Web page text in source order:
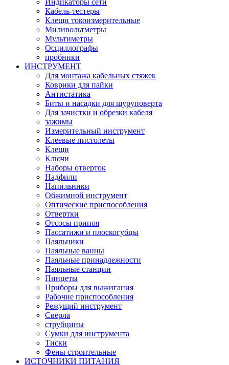
Кабель-тестеры
Клещи токоизмерительные
Миливольтметры
Мультиметры
Осциллографы
пробники
ИНСТРУМЕНТ
Для монтажа кабельных стяжек
Коврики для пайки
Антистатика
Биты и насадки для шуруповерта
Для зачистки и обрезки кабеля
зажимы
Измерительный инструмент
Клеевые пистолеты
Клещи
Ключи
Наборы отверток
Надфили
Напильники
Обжимной инструмент
Оптические приспособления
Отвертки
Отсосы припоя
Пассатижи и плоскогубцы
Паяльники
Паяльные ванны
Паяльные принадлежности
Паяльные станции
Пинцеты
Приборы для выжигания
Рабочие приспособления
Режущий инструмент
Сверла
струбцины
Сумки для инструмента
Тиски
Фены строительные
ИСТОЧНИКИ ПИТАНИЯ